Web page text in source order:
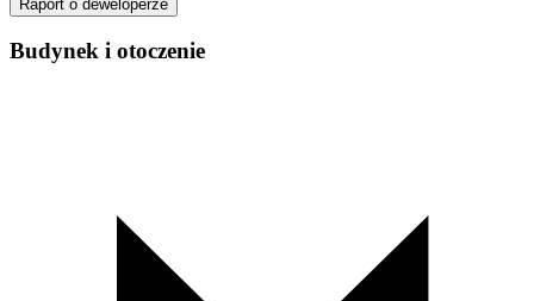
Raport o deweloperze
Budynek i otoczenie